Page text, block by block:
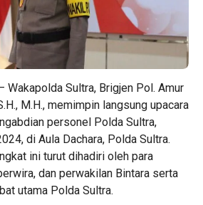
Wakapolda Sultra, Brigjen Pol. Amur
M.H., memimpin langsung upacara
personel Polda Sultra,
di Aula Dachara, Polda Sultra.
ini turut dihadiri oleh para
dan perwakilan Bintara serta
utama Polda Sultra.